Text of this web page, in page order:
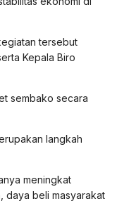
tersebut
Kepala Biro
sembako secara
langkah
meningkat
daya beli masyarakat